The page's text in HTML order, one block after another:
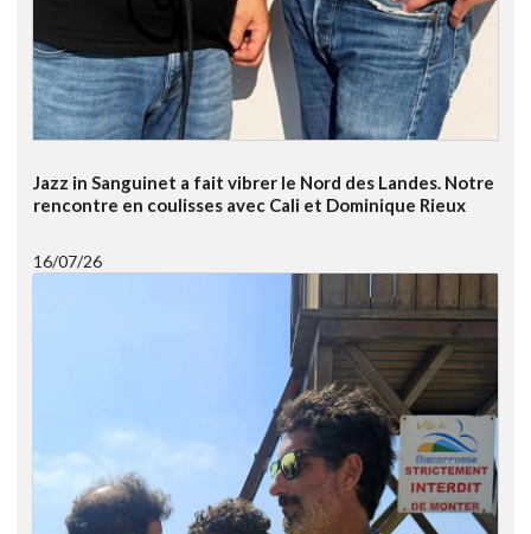
Jazz in Sanguinet a fait vibrer le Nord des Landes. Notre
rencontre en coulisses avec Cali et Dominique Rieux
16/07/26